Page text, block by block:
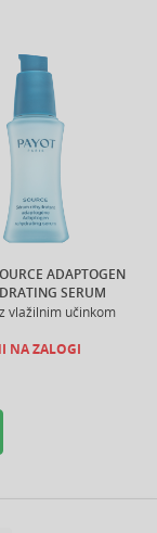
ADAPTOGEN
SERUM
vlažilnim učinkom
NA ZALOGI